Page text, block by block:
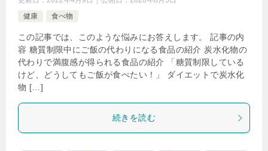
健康
食べ物
この記事では、このような悩みにお答えします。 記事の内
容 糖質制限中にご飯の代わりになる食品の紹介 炭水化物の
代わりで満腹感が得られる食品の紹介 「糖質制限している
けど、どうしてもご飯が食べたい！」 ダイエットで炭水化
物 […]
続きを読む